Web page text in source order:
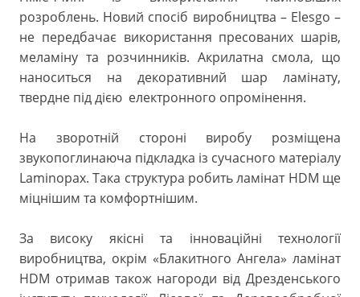
розроблень. Новий спосіб виробництва – Elesgo –
не передбачає використання пресованих шарів,
меламіну та розчинників. Акрилатна смола, що
наноситься на декоративний шар ламінату,
твердне під дією електронного опромінення.
На зворотній стороні виробу розміщена
звукопоглинаюча підкладка із сучасного матеріалу
Laminopax. Така структура робить ламінат HDM ще
міцнішим та комфортнішим.
За високу якісні та інноваційні технології
виробництва, окрім «Блакитного Ангела» ламінат
HDM отримав також нагороди від Дрезденського